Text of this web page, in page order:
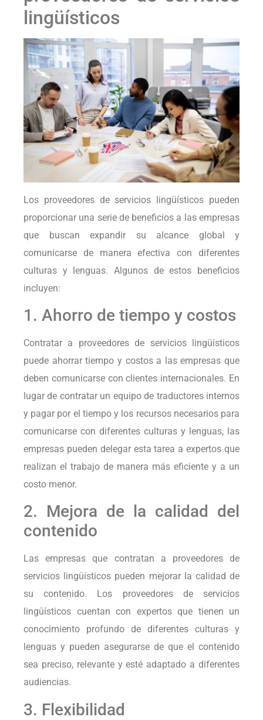
lingüísticos
Los proveedores de servicios lingüísticos pueden
proporcionar una serie de beneficios a las empresas
que buscan expandir su alcance global y
comunicarse de manera efectiva con diferentes
culturas y lenguas. Algunos de estos beneficios
incluyen:
1. Ahorro de tiempo y costos
Contratar a proveedores de servicios lingüísticos
puede ahorrar tiempo y costos a las empresas que
deben comunicarse con clientes internacionales. En
lugar de contratar un equipo de traductores internos
y pagar por el tiempo y los recursos necesarios para
comunicarse con diferentes culturas y lenguas, las
empresas pueden delegar esta tarea a expertos que
realizan el trabajo de manera más eficiente y a un
costo menor.
2. Mejora de la calidad del
contenido
Las empresas que contratan a proveedores de
servicios lingüísticos pueden mejorar la calidad de
su contenido. Los proveedores de servicios
lingüísticos cuentan con expertos que tienen un
conocimiento profundo de diferentes culturas y
lenguas y pueden asegurarse de que el contenido
sea preciso, relevante y esté adaptado a diferentes
audiencias.
3. Flexibilidad